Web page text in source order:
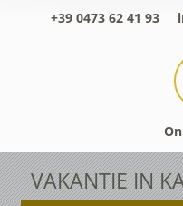
+39 0473 62 41 93
VAKANTIE IN